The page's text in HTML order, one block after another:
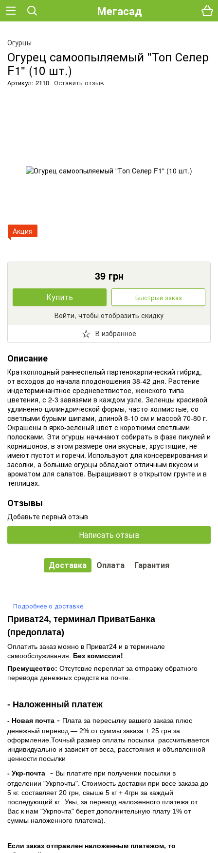
Мегасад
Огурцы
Огурец самоопыляемый "Топ Селер
F1" (10 шт.)
Артикул: 2110 Оставить отзыв
Акция
39грн
Купить Быстрый заказ
Войти, чтобы отобразить скидку
В избранное
Описание
Краткоплодный раннеспелый партенокарпический гибрид,
от всходов до начала плодоношения 38-42 дня. Растение
индетерминантное средневетвистое, женского типа
цветения, с 2-3 завязями в каждом узле. Зеленцы красивой
удлиненно-цилиндрической формы, часто-холмистые, со
светлыми бурыми шипами, длиной 8-10 см и массой 70-80 г.
Окрашены в ярко-зеленый цвет с короткими светлыми
полосками. Эти огурцы начинают собирать в фазе пикулей и
корнишонов, в этом размере они вкусные, хрустящие, не
имеют пустот и горечи. Используют для консервирования и
засолки, а большие огурцы обладают отличным вкусом и
ароматом для салатов. Выращивают в открытом грунте и в
теплицах.
Отзывы
Добавьте первый отзыв
Написать отзыв
Доставка Оплата Гарантия
Подробнее о доставке
Приват24, терминал ПриватБанка
(предоплата)
Оплатить заказ можно в Приват24 и в терминале
самообслуживания. Без комиссии!
Премущество: Отсутсвие переплат за отправку обратного
перевода денежных средств на почте.
- Наложенный платеж
- Новая почта - Плата за пересылку вашего заказа плюс
денежный перевод — 2% от суммы заказа + 25 грн за
оформление.Точный размер оплаты посылки рассчитывается
индивидуально и зависит от веса, расстояния и объявленной
ценности посылки
- Укр-почта
- Вы платите при получении посылки в
отделении "Укрпочты". Стоимость доставки при весе заказа до
5 кг. составляет 20 грн, свыше 5 кг + 4грн за каждый
последующий кг. Увы, за перевод наложенного платежа от
Вас к нам "Укрпочта" берет дополнительную плату 1% от
суммы наложенного платежа).
Если заказ отправлен наложенным платежом, то